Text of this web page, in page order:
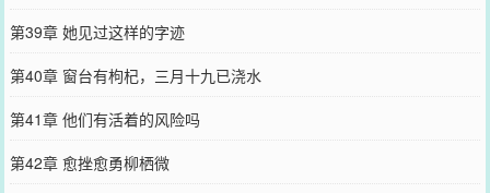
第39章 她见过这样的字迹
第40章 窗台有枸杞，三月十九已浇水
第41章 他们有活着的风险吗
第42章 愈挫愈勇柳栖微